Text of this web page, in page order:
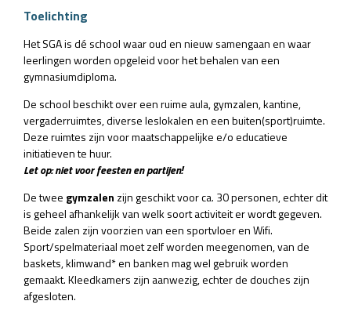
Toelichting
Het SGA is dé school waar oud en nieuw samengaan en waar
leerlingen worden opgeleid voor het behalen van een
gymnasiumdiploma.
De school beschikt over een ruime aula, gymzalen, kantine,
vergaderruimtes, diverse leslokalen en een buiten(sport)ruimte.
Deze ruimtes zijn voor maatschappelijke e/o educatieve
initiatieven te huur.
Let op: niet voor feesten en partijen!
De twee gymzalen zijn geschikt voor ca. 30 personen, echter dit
is geheel afhankelijk van welk soort activiteit er wordt gegeven.
Beide zalen zijn voorzien van een sportvloer en Wifi.
Sport/spelmateriaal moet zelf worden meegenomen, van de
baskets, klimwand* en banken mag wel gebruik worden
gemaakt. Kleedkamers zijn aanwezig, echter de douches zijn
afgesloten.